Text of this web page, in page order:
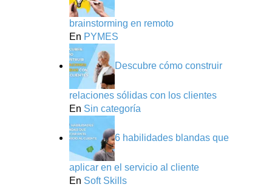
brainstorming en remoto
En PYMES
Descubre cómo construir
relaciones sólidas con los clientes
En Sin categoría
6 habilidades blandas que
aplicar en el servicio al cliente
En Soft Skills